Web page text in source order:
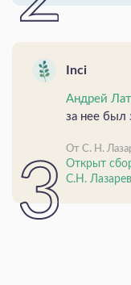
Inci
Андрей
за нее был
От С. Н.
Открыт
С.Н.